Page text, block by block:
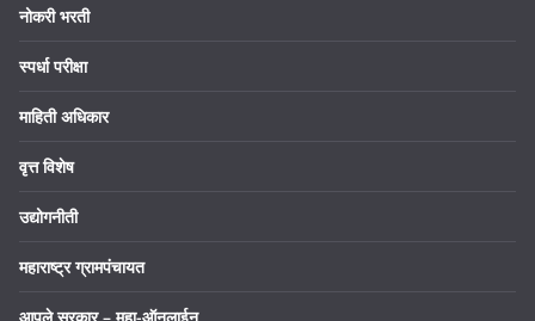
नोकरी भरती
स्पर्धा परीक्षा
माहिती अधिकार
वृत्त विशेष
उद्योगनीती
महाराष्ट्र ग्रामपंचायत